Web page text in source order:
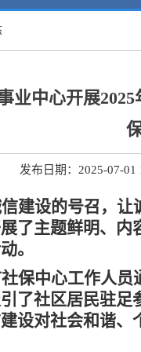
业中心开展
发布日期：2025-07-01
建设的号召，
了主题鲜明、内
。
社保中心工作人员
了社区居民驻
设对社会和谐